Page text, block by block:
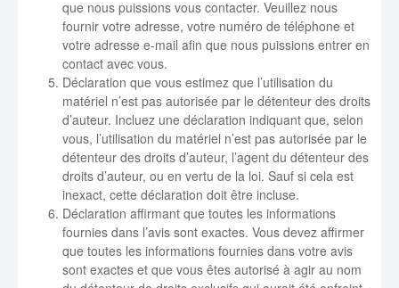
que nous puissions vous contacter. Veuillez nous
fournir votre adresse, votre numéro de téléphone et
votre adresse e-mail afin que nous puissions entrer en
contact avec vous.
Déclaration que vous estimez que l’utilisation du
matériel n’est pas autorisée par le détenteur des droits
d’auteur. Incluez une déclaration indiquant que, selon
vous, l’utilisation du matériel n’est pas autorisée par le
détenteur des droits d’auteur, l’agent du détenteur des
droits d’auteur, ou en vertu de la loi. Sauf si cela est
inexact, cette déclaration doit être incluse.
Déclaration affirmant que toutes les informations
fournies dans l’avis sont exactes. Vous devez affirmer
que toutes les informations fournies dans votre avis
sont exactes et que vous êtes autorisé à agir au nom